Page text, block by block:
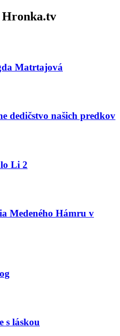
Hronka.tv
Matrtajová
dedičstvo našich predkov
Li 2
Medeného Hámru v
s láskou